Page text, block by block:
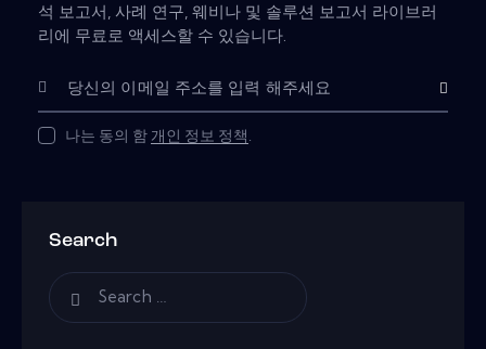
석 보고서, 사례 연구, 웨비나 및 솔루션 보고서 라이브러
리에 무료로 액세스할 수 있습니다.
Subscribe
나는 동의 함 개인 정보 정책.
Search